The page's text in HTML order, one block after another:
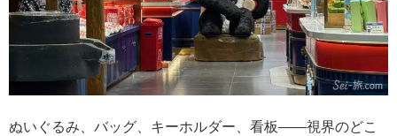
ぬいぐるみ、バッグ、キーホルダー、看板――視界のどこ